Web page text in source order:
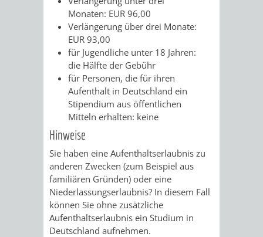
VERMIETUNG
RÄUMEN
/JÜDISCHE
SPUREN
IN
WEINHEIM
NOTRUFNUMMERN
UND
NOTDIENSTE
PARTEIEN
SOZIALE
EINRICHTUNGEN
Monaten: EUR 96,00
Verlängerung über drei Monate:
EUR 93,00
für Jugendliche unter 18 Jahren:
die Hälfte der Gebühr
für Personen, die für ihren
Aufenthalt in Deutschland ein
Stipendium aus öffentlichen
Mitteln erhalten: keine
Hinweise
Sie haben eine Aufenthaltserlaubnis zu
anderen Zwecken (zum Beispiel aus
familiären Gründen) oder eine
Niederlassungserlaubnis? In diesem Fall
können Sie ohne zusätzliche
Aufenthaltserlaubnis ein Studium in
Deutschland aufnehmen.